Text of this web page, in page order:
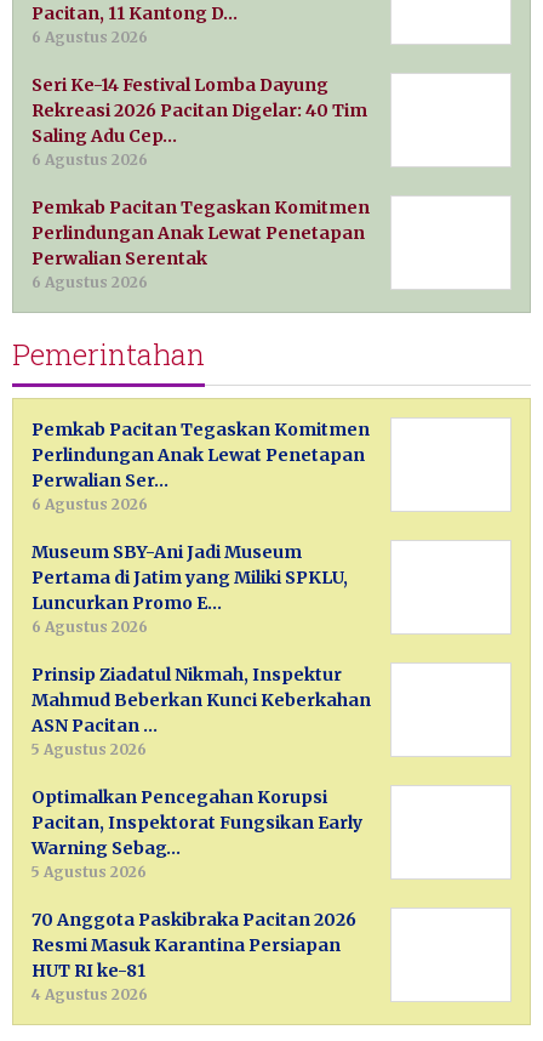
Pacitan, 11 Kantong D…
6 Agustus 2026
Seri Ke-14 Festival Lomba Dayung
Rekreasi 2026 Pacitan Digelar: 40 Tim
Saling Adu Cep…
6 Agustus 2026
Pemkab Pacitan Tegaskan Komitmen
Perlindungan Anak Lewat Penetapan
Perwalian Serentak
6 Agustus 2026
Pemerintahan
Pemkab Pacitan Tegaskan Komitmen
Perlindungan Anak Lewat Penetapan
Perwalian Ser…
6 Agustus 2026
Museum SBY-Ani Jadi Museum
Pertama di Jatim yang Miliki SPKLU,
Luncurkan Promo E…
6 Agustus 2026
Prinsip Ziadatul Nikmah, Inspektur
Mahmud Beberkan Kunci Keberkahan
ASN Pacitan …
5 Agustus 2026
Optimalkan Pencegahan Korupsi
Pacitan, Inspektorat Fungsikan Early
Warning Sebag…
5 Agustus 2026
70 Anggota Paskibraka Pacitan 2026
Resmi Masuk Karantina Persiapan
HUT RI ke-81
4 Agustus 2026